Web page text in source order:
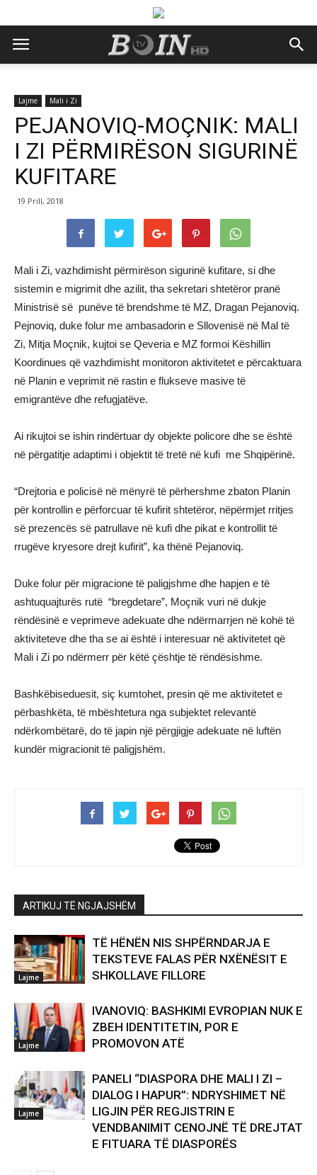
Lajme Mali i Zi
PEJANOVIQ-MOÇNIK: MALI
I ZI PËRMIRËSON SIGURINË
KUFITARE
19 Prill, 2018
Mali i Zi, vazhdimisht përmirëson sigurinë kufitare, si dhe
sistemin e migrimit dhe azilit, tha sekretari shtetëror pranë
Ministrisë së punëve të brendshme të MZ, Dragan Pejanoviq.
Pejnoviq, duke folur me ambasadorin e Sllovenisë në Mal të
Zi, Mitja Moçnik, kujtoi se Qeveria e MZ formoi Këshillin
Koordinues që vazhdimisht monitoron aktivitetet e përcaktuara
në Planin e veprimit në rastin e flukseve masive të
emigrantëve dhe refugjatëve.
Ai rikujtoi se ishin rindërtuar dy objekte policore dhe se është
në përgatitje adaptimi i objektit të tretë në kufi me Shqipërinë.
“Drejtoria e policisë në mënyrë të përhershme zbaton Planin
për kontrollin e përforcuar të kufirit shtetëror, nëpërmjet rritjes
së prezencës së patrullave në kufi dhe pikat e kontrollit të
rrugëve kryesore drejt kufirit”, ka thënë Pejanoviq.
Duke folur për migracione të paligjshme dhe hapjen e të
ashtuquajturës rutë “bregdetare”, Moçnik vuri në dukje
rëndësinë e veprimeve adekuate dhe ndërmarrjen në kohë të
aktiviteteve dhe tha se ai është i interesuar në aktivitetet që
Mali i Zi po ndërmerr për këtë çështje të rëndësishme.
Bashkëbiseduesit, siç kumtohet, presin që me aktivitetet e
përbashkëta, të mbështetura nga subjektet relevantë
ndërkombëtarë, do të japin një përgjigje adekuate në luftën
kundër migracionit të paligjshëm.
ARTIKUJ TË NGJAJSHËM
Lajme
TË HËNËN NIS SHPËRNDARJA E
TEKSTEVE FALAS PËR NXËNËSIT E
SHKOLLAVE FILLORE
Lajme
IVANOVIQ: BASHKIMI EVROPIAN NUK E
ZBEH IDENTITETIN, POR E
PROMOVON ATË
Lajme
PANELI “DIASPORA DHE MALI I ZI –
DIALOG I HAPUR”: NDRYSHIMET NË
LIGJIN PËR REGJISTRIN E
VENDBANIMIT CENOJNË TË DREJTAT
E FITUARA TË DIASPORËS